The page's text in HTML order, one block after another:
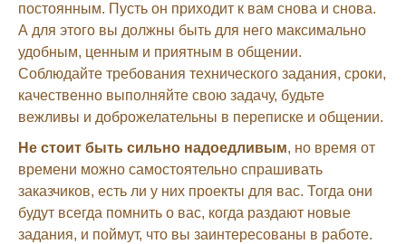
постоянным. Пусть он приходит к вам снова и снова.
А для этого вы должны быть для него максимально
удобным, ценным и приятным в общении.
Соблюдайте требования технического задания, сроки,
качественно выполняйте свою задачу, будьте
вежливы и доброжелательны в переписке и общении.
Не стоит быть сильно надоедливым, но время от
времени можно самостоятельно спрашивать
заказчиков, есть ли у них проекты для вас. Тогда они
будут всегда помнить о вас, когда раздают новые
задания, и поймут, что вы заинтересованы в работе.